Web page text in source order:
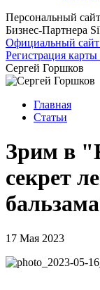
Персональный сайт
Бизнес-Партнера
Официальный
Регистрация карты
Сергей Горшков
Главная
Статьи
Зрим в
секрет
17 Мая 2023